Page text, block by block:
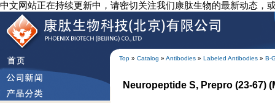
中文网站正在持续更新中，请密切关注我们康肽生物的最新动态，
Top » Catalog » Antibodies » Labeled Antibodies » B-
Neuropeptide S, Prepro (23-67)